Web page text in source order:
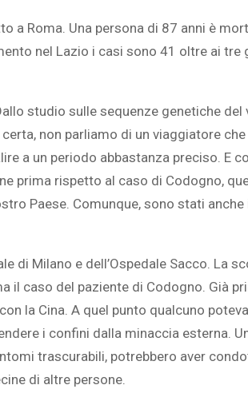
Roma. Una persona di 87 anni è
nel Lazio i casi sono 41 oltre ai tre
studio sulle sequenze genetiche del
non parliamo di un viaggiatore
a un periodo abbastanza preciso. E
prima rispetto al caso di Codogno,
Paese. Comunque, sono stati
di Milano e dell’Ospedale Sacco. La
il caso del paziente di Codogno. Già
la Cina. A quel punto qualcuno
i confini dalla minaccia esterna.
trascurabili, potrebbero aver
di altre persone.